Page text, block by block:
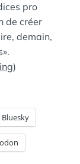
pro
de créer
demain,
)
Bluesky